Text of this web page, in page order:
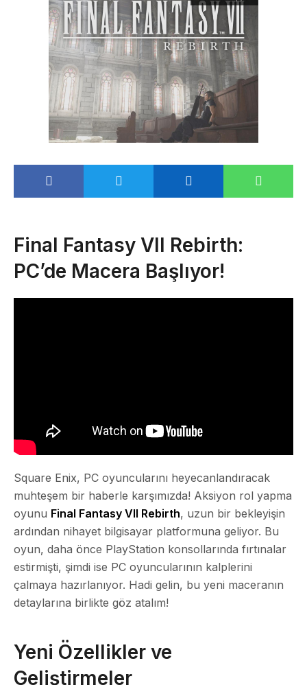
Final Fantasy VII Rebirth:
PC’de Macera Başlıyor!
Square Enix, PC oyuncularını heyecanlandıracak
muhteşem bir haberle karşımızda! Aksiyon rol yapma
oyunu Final Fantasy VII Rebirth, uzun bir bekleyişin
ardından nihayet bilgisayar platformuna geliyor. Bu
oyun, daha önce PlayStation konsollarında fırtınalar
estirmişti, şimdi ise PC oyuncularının kalplerini
çalmaya hazırlanıyor. Hadi gelin, bu yeni maceranın
detaylarına birlikte göz atalım!
Yeni Özellikler ve
Geliştirmeler